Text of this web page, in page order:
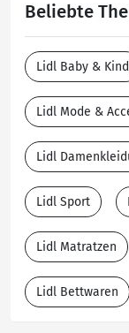
Beliebte
Lidl Baby & Kind
Lidl Mode &
Lidl
Lidl Sport
Lidl Matratzen
Lidl Bettwaren